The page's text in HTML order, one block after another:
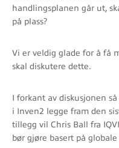
handlingsplanen går ut,
på plass?
Vi er veldig glade for å få
skal diskutere dette.
I forkant av diskusjonen
i Inven2 legge fram den
tillegg vil Chris Ball fra
bør gjøre basert på